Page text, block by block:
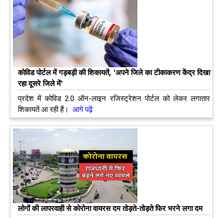
कोविड पोर्टल में गड़बड़ी की शिकायतें, 'अपने जिले का टीकाकरण केंद्र दिखा
रहा दूसरे जिले में'
प्रदेश में कोविड 2.0 ऑन-लाइन रजिस्ट्रेशन पोर्टल को लेकर लगातार
शिकायतें आ रही हैं।
आगे पढ़ें
लोगों की लापरवाही से कोरोना वायरस दम तोड़ते-तोड़ते फिर भरने लगा दम